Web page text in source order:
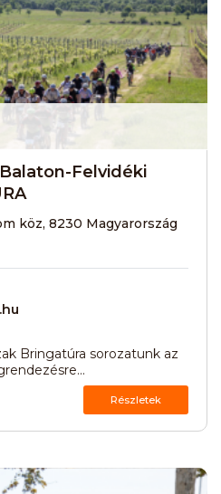
Felvidéki
köz, 8230 Magyarország
Bringatúra sorozatunk az
Részletek